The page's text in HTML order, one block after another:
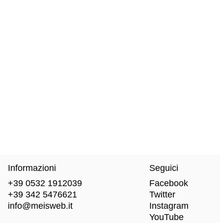
Informazioni
+39 0532 1912039
+39 342 5476621
info@meisweb.it
Seguici
Facebook
Twitter
Instagram
YouTube